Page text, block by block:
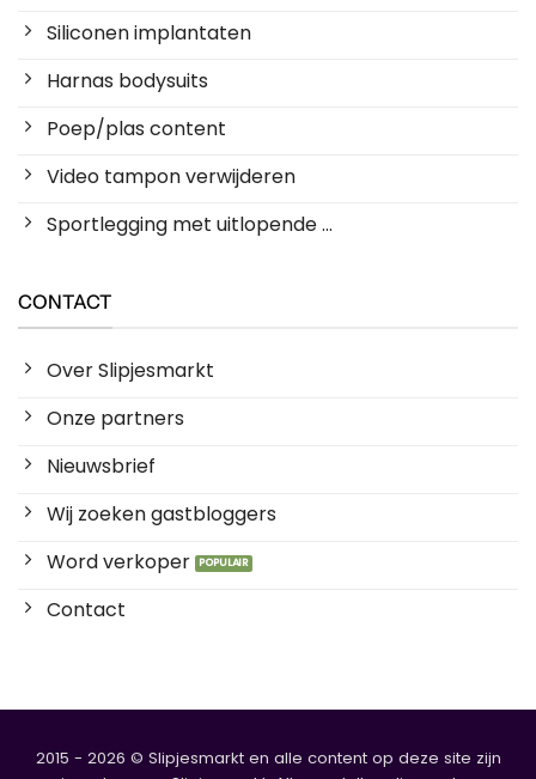
Siliconen implantaten
Harnas bodysuits
Poep/plas content
Video tampon verwijderen
Sportlegging met uitlopende ...
CONTACT
Over Slipjesmarkt
Onze partners
Nieuwsbrief
Wij zoeken gastbloggers
Word verkoper
Contact
2015 - 2026 © Slipjesmarkt en alle content op deze site zijn